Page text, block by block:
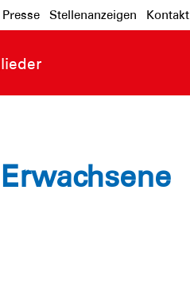
Presse Stellenanzeigen Kontakt